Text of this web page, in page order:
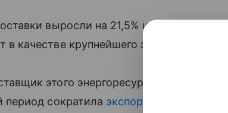
выросли на 21,5% и достигли
качестве крупнейшего экспортера
этого энергоресурса в КНР —
период сократила экспорт
в КНР на